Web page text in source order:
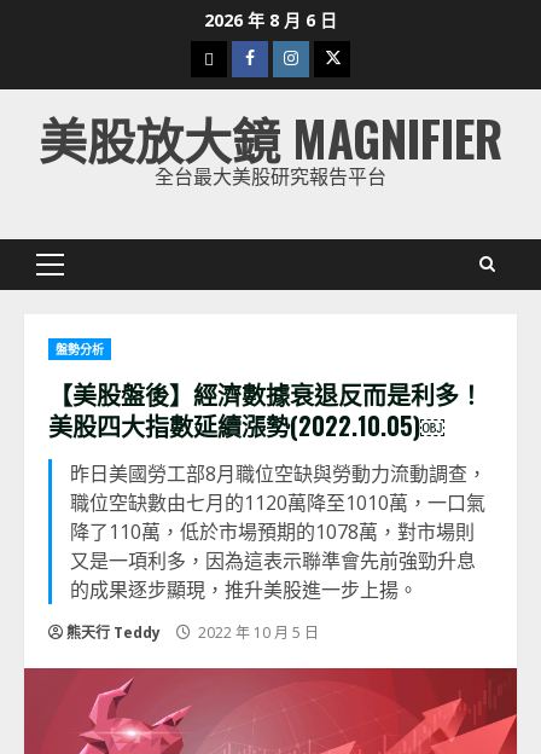
2026 年 8 月 6 日
下
載
美
股
Facebook
Instagram
Twitter
美股放大鏡 MAGNIFIER
全台最大美股研究報告平台
Primary
盤勢分析
【美股盤後】經濟數據衰退反而是利多！
美股四大指數延續漲勢(2022.10.05)￼
昨日美國勞工部8月職位空缺與勞動力流動調查，
職位空缺數由七月的1120萬降至1010萬，一口氣
降了110萬，低於市場預期的1078萬，對市場則
又是一項利多，因為這表示聯準會先前強勁升息
的成果逐步顯現，推升美股進一步上揚。
熊天行 Teddy 2022 年 10 月 5 日